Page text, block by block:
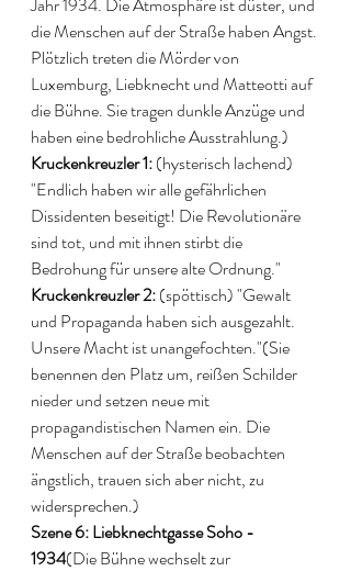
die Menschen auf der Straße haben Angst.
Plötzlich treten die Mörder von
Luxemburg, Liebknecht und Matteotti auf
die Bühne. Sie tragen dunkle Anzüge und
haben eine bedrohliche Ausstrahlung.)
Kruckenkreuzler 1: (hysterisch lachend)
"Endlich haben wir alle gefährlichen
Dissidenten beseitigt! Die Revolutionäre
sind tot, und mit ihnen stirbt die
Bedrohung für unsere alte Ordnung."
Kruckenkreuzler 2: (spöttisch) "Gewalt
und Propaganda haben sich ausgezahlt.
Unsere Macht ist unangefochten."(Sie
benennen den Platz um, reißen Schilder
nieder und setzen neue mit
propagandistischen Namen ein. Die
Menschen auf der Straße beobachten
ängstlich, trauen sich aber nicht, zu
widersprechen.)
Szene 6: Liebknechtgasse Soho -
1934(Die Bühne wechselt zur